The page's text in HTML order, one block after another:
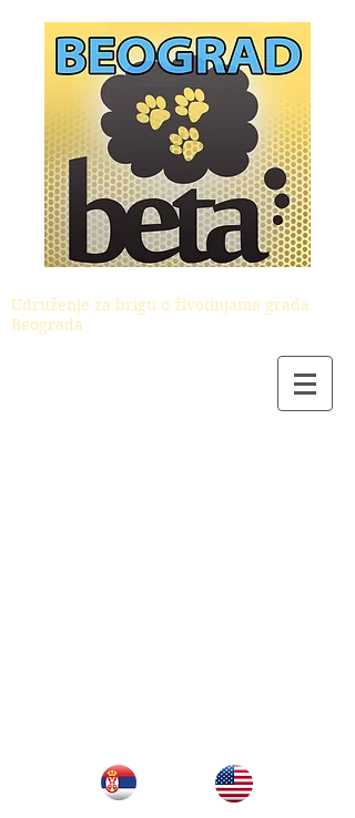
Udruženje za brigu o životinjama grada
Beograda